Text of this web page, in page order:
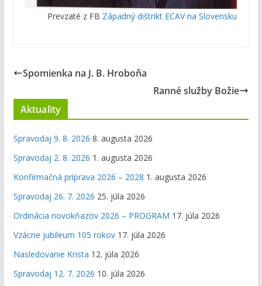
Prevzaté z FB Západný dištrikt ECAV na Slovensku
Spomienka na J. B. Hroboňa
Ranné služby Božie
Aktuality
Spravodaj 9. 8. 2026 8. augusta 2026
Spravodaj 2. 8. 2026 1. augusta 2026
Konfirmačná príprava 2026 – 2028 1. augusta 2026
Spravodaj 26. 7. 2026 25. júla 2026
Ordinácia novokňazov 2026 – PROGRAM 17. júla 2026
Vzácne jubileum 105 rokov 17. júla 2026
Nasledovanie Krista 12. júla 2026
Spravodaj 12. 7. 2026 10. júla 2026